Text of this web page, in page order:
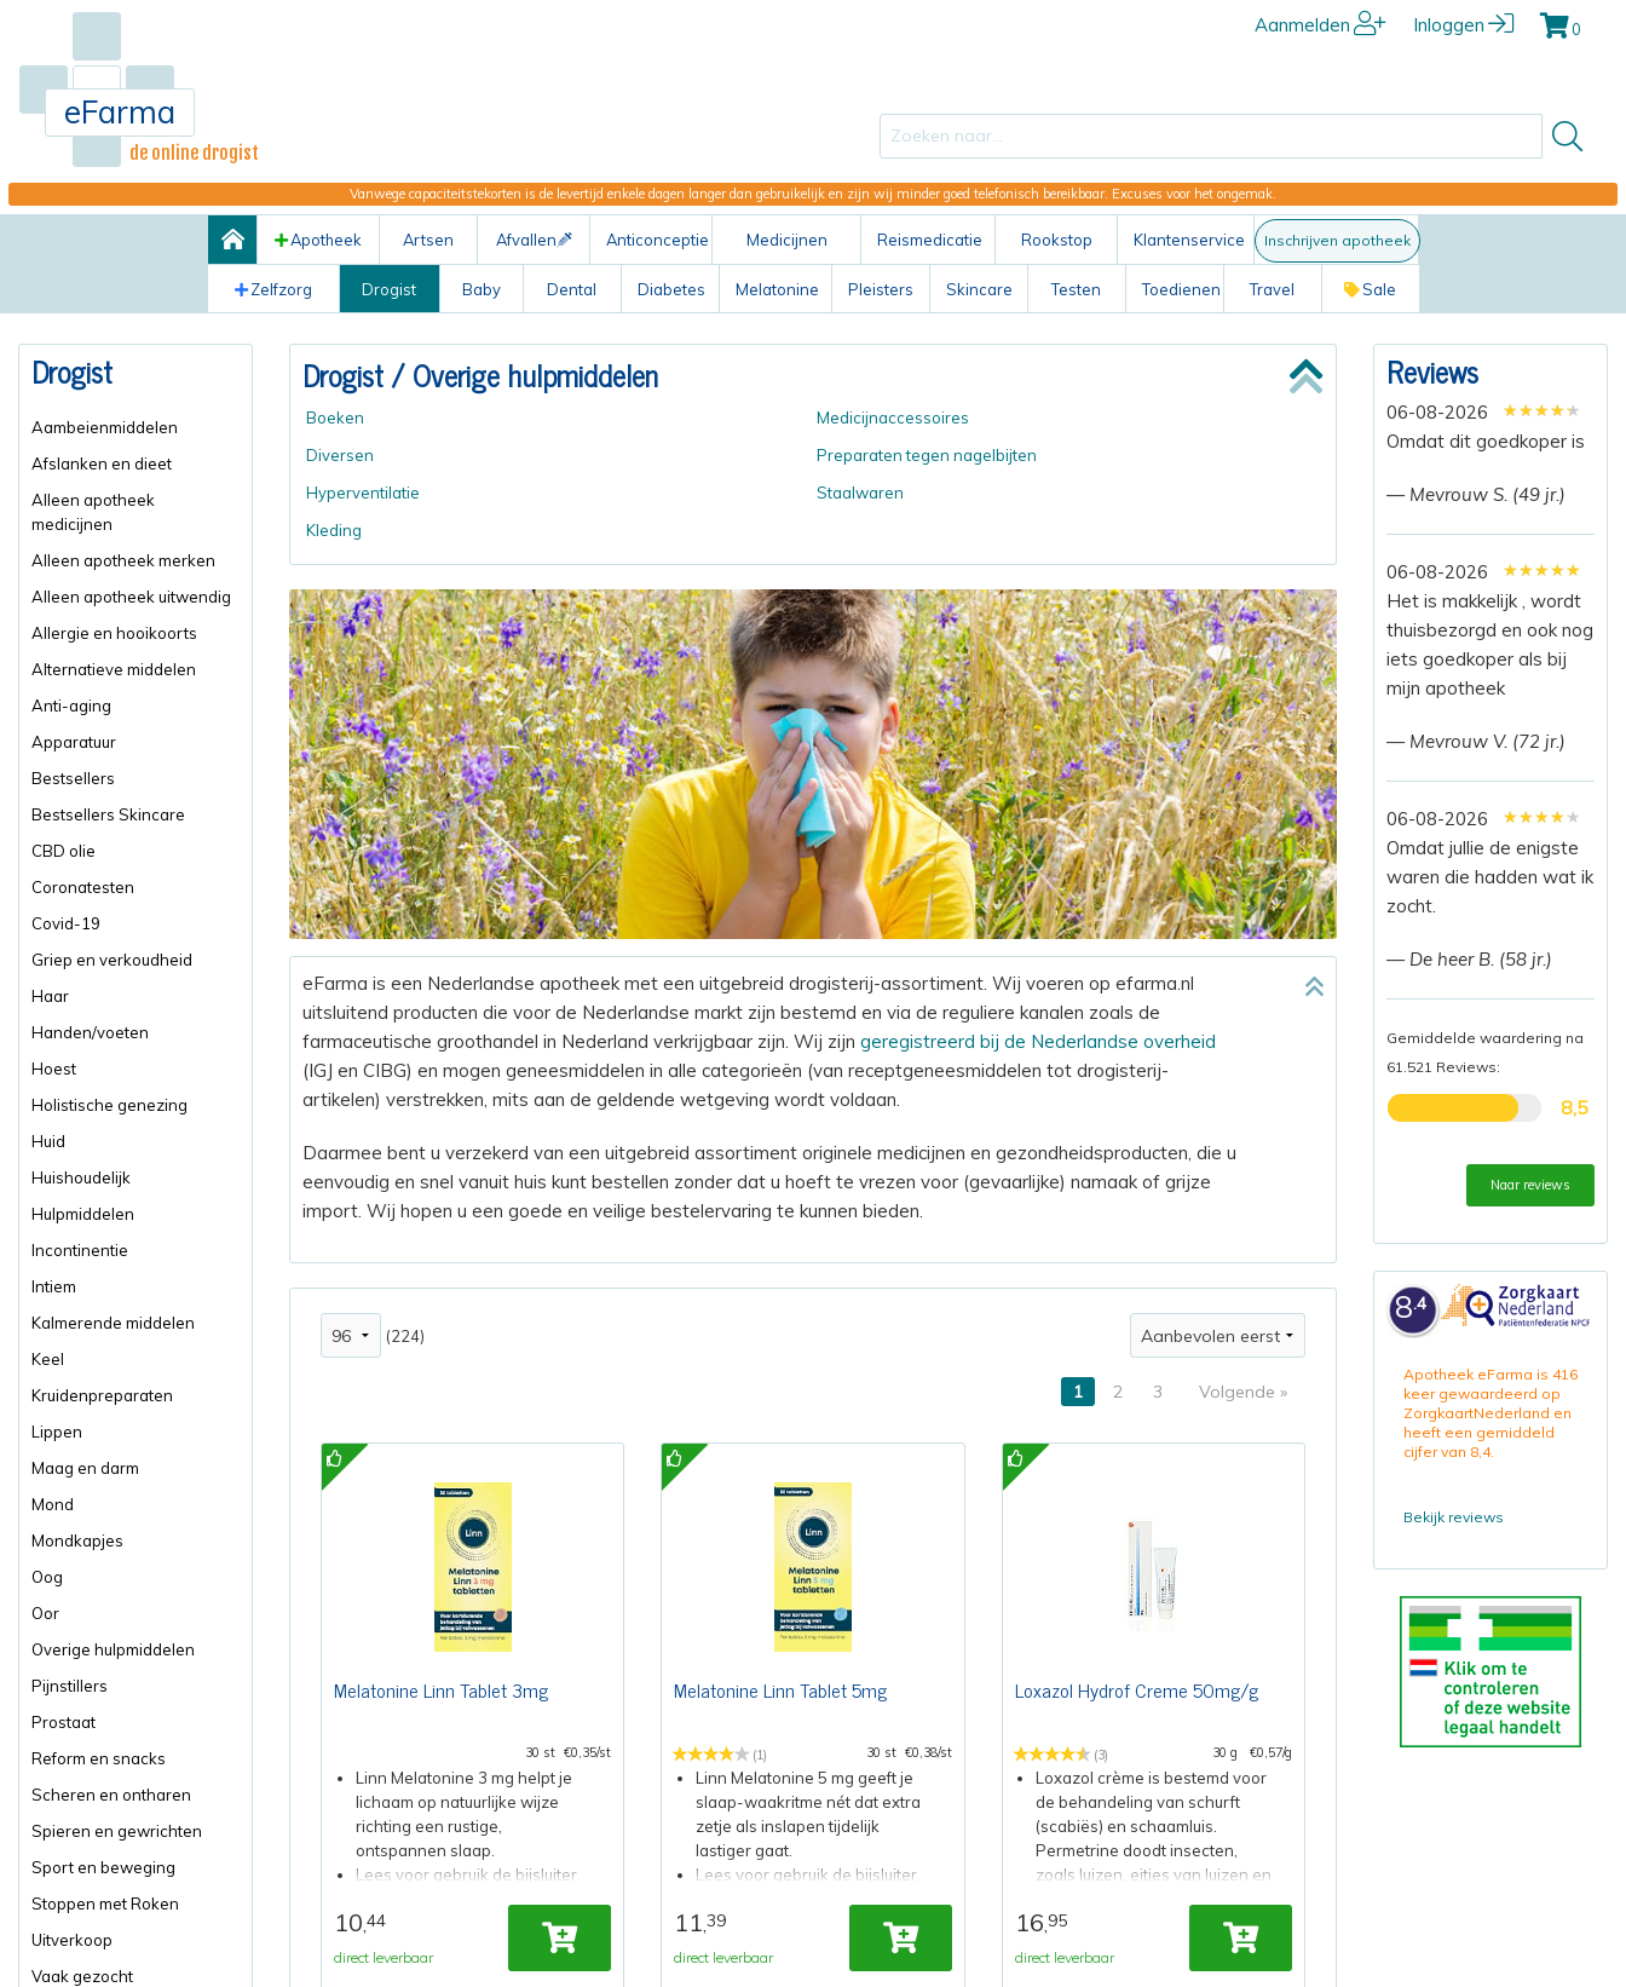
eFarma
de online drogist
Aanmelden Inloggen 0
Vanwege capaciteitstekorten is de levertijd enkele dagen langer dan gebruikelijk en zijn wij minder goed telefonisch bereikbaar. Excuses voor het ongemak.
Apotheek Artsen Afvallen Anticonceptie Medicijnen
ABC
Reismedicatie Rookstop Klantenservice Inschrijven apotheek
Zelfzorg Drogist Baby Dental Diabetes Melatonine Pleisters Skincare Testen Toedienen Travel Sale
Drogist
Aambeienmiddelen
Afslanken en dieet
Alleen apotheek
medicijnen
Alleen apotheek merken
Alleen apotheek uitwendig
Allergie en hooikoorts
Alternatieve middelen
Anti-aging
Apparatuur
Bestsellers
Bestsellers Skincare
CBD olie
Coronatesten
Covid-19
Griep en verkoudheid
Haar
Handen/voeten
Hoest
Holistische genezing
Huid
Huishoudelijk
Hulpmiddelen
Incontinentie
Intiem
Kalmerende middelen
Keel
Kruidenpreparaten
Lippen
Maag en darm
Mond
Mondkapjes
Oog
Oor
Overige hulpmiddelen
Pijnstillers
Prostaat
Reform en snacks
Scheren en ontharen
Spieren en gewrichten
Sport en beweging
Stoppen met Roken
Uitverkoop
Vaak gezocht
Drogist/ Overige hulpmiddelen
Boeken
Diversen
Hyperventilatie
Kleding
Medicijnaccessoires
Preparaten tegen nagelbijten
Staalwaren
eFarma is een Nederlandse apotheek met een uitgebreid drogisterij-assortiment. Wij voeren op efarma.nl
uitsluitend producten die voor de Nederlandse markt zijn bestemd en via de reguliere kanalen zoals de
farmaceutische groothandel in Nederland verkrijgbaar zijn. Wij zijn geregistreerd bij de Nederlandse overheid
(IGJ en CIBG) en mogen geneesmiddelen in alle categorieën (van receptgeneesmiddelen tot drogisterij-
artikelen) verstrekken, mits aan de geldende wetgeving wordt voldaan.
Daarmee bent u verzekerd van een uitgebreid assortiment originele medicijnen en gezondheidsproducten, die u
eenvoudig en snel vanuit huis kunt bestellen zonder dat u hoeft te vrezen voor (gevaarlijke) namaak of grijze
import. Wij hopen u een goede en veilige bestelervaring te kunnen bieden.
(224)
1 2 3 Volgende »
Melatonine Linn Tablet 3mg
30 st €0,35/st
Linn Melatonine 3 mg helpt je
lichaam op natuurlijke wijze
richting een rustige,
ontspannen slaap.
Lees voor gebruik de bijsluiter.
10,44
direct leverbaar
Melatonine Linn Tablet 5mg
(1) 30 st €0,38/st
Linn Melatonine 5 mg geeft je
slaap-waakritme nét dat extra
zetje als inslapen tijdelijk
lastiger gaat.
Lees voor gebruik de bijsluiter.
11,39
direct leverbaar
Loxazol Hydrof Creme 50mg/g
(3) 30 g €0,57/g
Loxazol crème is bestemd voor
de behandeling van schurft
(scabiës) en schaamluis.
Permetrine doodt insecten,
zoals luizen, eitjes van luizen en
Lees voor gebruik de bijsluiter.
16,95
direct leverbaar
Reviews
06-08-2026 ★★★★★
★★★★★
★★★★★
Omdat dit goedkoper is
— Mevrouw S. (49 jr.)
06-08-2026 ★★★★★
★★★★★
★★★★★
Het is makkelijk , wordt
thuisbezorgd en ook nog
iets goedkoper als bij
mijn apotheek
— Mevrouw V. (72 jr.)
06-08-2026 ★★★★★
★★★★★
★★★★★
Omdat jullie de enigste
waren die hadden wat ik
zocht.
— De heer B. (58 jr.)
Gemiddelde waardering na
61.521 Reviews:
8,5
Naar reviews
8.4
Apotheek eFarma is 416
keer gewaardeerd op
ZorgkaartNederland en
heeft een gemiddeld
cijfer van 8,4.
Bekijk reviews